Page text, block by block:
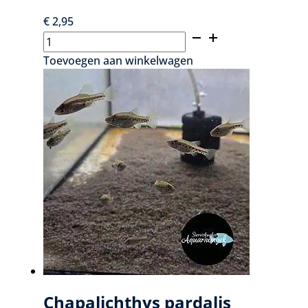
€2,95
Brevibora
dorsiocellata
aantal
Toevoegen aan winkelwagen
Chapalichthys pardalis